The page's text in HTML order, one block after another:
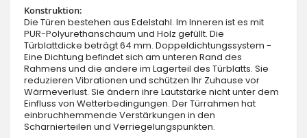
Konstruktion:
Die Türen bestehen aus Edelstahl. Im Inneren ist es mit
PUR-Polyurethanschaum und Holz gefüllt. Die
Türblattdicke beträgt 64 mm. Doppeldichtungssystem -
Eine Dichtung befindet sich am unteren Rand des
Rahmens und die andere im Lagerteil des Türblatts. Sie
reduzieren Vibrationen und schützen Ihr Zuhause vor
Wärmeverlust. Sie ändern ihre Lautstärke nicht unter dem
Einfluss von Wetterbedingungen. Der Türrahmen hat
einbruchhemmende Verstärkungen in den
Scharnierteilen und Verriegelungspunkten.